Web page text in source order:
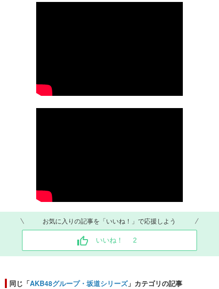
お気に入りの記事を「いいね！」で応援しよう
いいね！ 2
同じ「AKB48グループ・坂道シリーズ」カテゴリの記事